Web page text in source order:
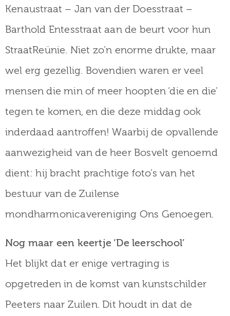
Kenaustraat – Jan van der Doesstraat –
Barthold Entesstraat aan de beurt voor hun
StraatReünie. Niet zo’n enorme drukte, maar
wel erg gezellig. Bovendien waren er veel
mensen die min of meer hoopten ‘die en die’
tegen te komen, en die deze middag ook
inderdaad aantroffen! Waarbij de opvallende
aanwezigheid van de heer Bosvelt genoemd
dient: hij bracht prachtige foto’s van het
bestuur van de Zuilense
mondharmonicavereniging Ons Genoegen.
Nog maar een keertje ‘De leerschool’
Het blijkt dat er enige vertraging is
opgetreden in de komst van kunstschilder
Peeters naar Zuilen. Dit houdt in dat de